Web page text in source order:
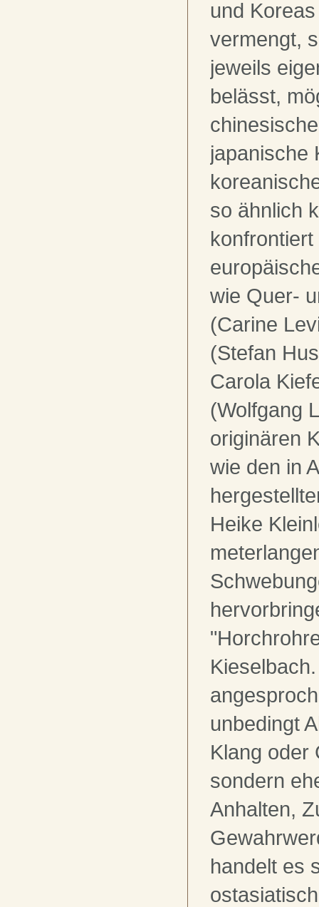
und
vermengt,
jeweils
belässt,
japanische
so ähnlich
wie Quer-
(Carine
(Stefan
Carola
(Wolfgang
originären
wie den in
Heike
unbedingt
Klang oder
sondern
Anhalten,
handelt es